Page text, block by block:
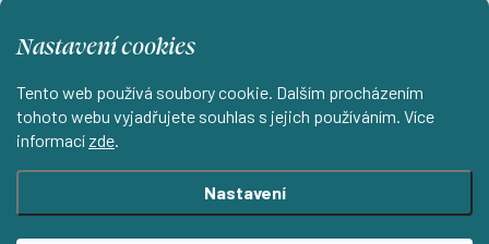
Nastavení cookies
Tento web používá soubory cookie. Dalším procházením
tohoto webu vyjadřujete souhlas s jejich používáním. Více
informací zde.
Nastavení
Instagram
Shoptet.cz KantorStudio.cz